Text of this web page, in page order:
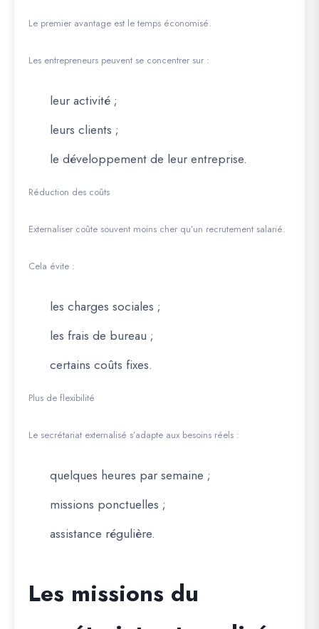
Le premier avantage est le temps économisé.
Les entrepreneurs peuvent se concentrer sur :
leur activité ;
leurs clients ;
le développement de leur entreprise.
Réduction des coûts
Externaliser coûte souvent moins cher qu’un recrutement salarié.
Cela évite :
les charges sociales ;
les frais de bureau ;
certains coûts fixes.
Plus de flexibilité
Le secrétariat externalisé s’adapte aux besoins réels :
quelques heures par semaine ;
missions ponctuelles ;
assistance régulière.
Les missions du